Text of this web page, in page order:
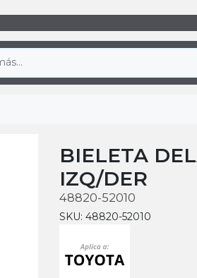
BIELETA
IZQ/DER
48820-52010
SKU: 48820-52010